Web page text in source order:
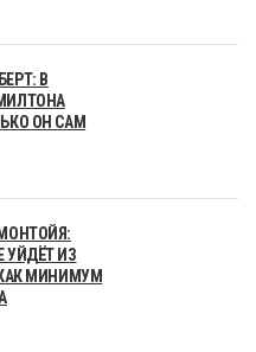
В
ОН САМ
УЙДЁТ ИЗ
КАК МИНИМУМ